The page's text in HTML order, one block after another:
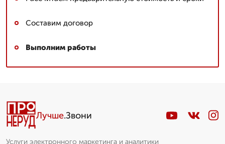
Составим договор
Выполним работы
Лучше.Звони
Услуги электронного маркетинга и аналитики